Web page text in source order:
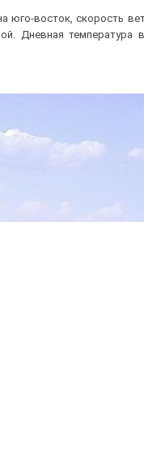
юго-восток, скорость
Дневная температура